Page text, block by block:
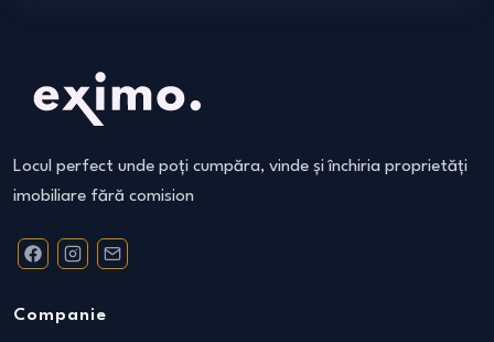
Locul perfect unde poți cumpăra, vinde și închiria proprietăți
imobiliare fără comision
Companie